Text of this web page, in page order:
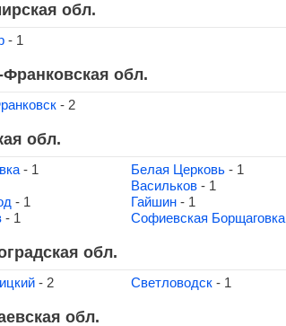
обл.
- 1
обл.
- 2
обл.
- 1 Белая Церковь - 1
Васильков - 1
- 1 Гайшин - 1
- 1 Софиевская Борщаговка
обл.
- 2 Светловодск - 1
обл.